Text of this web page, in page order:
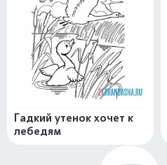
Гадкий утенок хочет к
лебедям